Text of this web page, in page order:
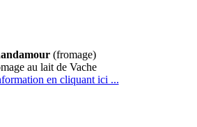
(fromage)
au lait de Vache
en cliquant ici ...